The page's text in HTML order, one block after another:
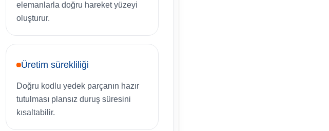
elemanlarla doğru hareket yüzeyi
oluşturur.
Üretim sürekliliği
Doğru kodlu yedek parçanın hazır
tutulması plansız duruş süresini
kısaltabilir.